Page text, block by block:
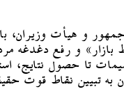
و هیأت
بازار» و رفع دغدغه
تا حصول نتایج،
تبیین نقاط قوت